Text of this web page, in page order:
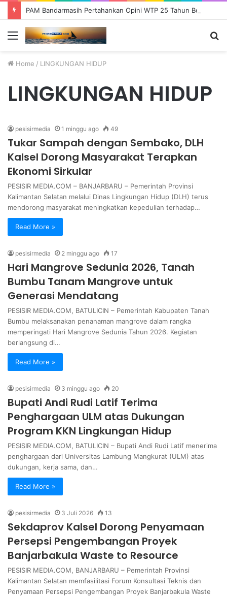
Menu
Home / LINGKUNGAN HIDUP
LINGKUNGAN HIDUP
pesisirmedia 1 minggu ago 49
Tukar Sampah dengan Sembako, DLH
Kalsel Dorong Masyarakat Terapkan
Ekonomi Sirkular
PESISIR MEDIA.COM – BANJARBARU – Pemerintah Provinsi
Kalimantan Selatan melalui Dinas Lingkungan Hidup (DLH) terus
mendorong masyarakat meningkatkan kepedulian terhadap…
Read More »
pesisirmedia 2 minggu ago 17
Hari Mangrove Sedunia 2026, Tanah
Bumbu Tanam Mangrove untuk
Generasi Mendatang
PESISIR MEDIA.COM, BATULICIN – Pemerintah Kabupaten Tanah
Bumbu melaksanakan penanaman mangrove dalam rangka
memperingati Hari Mangrove Sedunia Tahun 2026. Kegiatan
berlangsung di…
Read More »
pesisirmedia 3 minggu ago 20
Bupati Andi Rudi Latif Terima
Penghargaan ULM atas Dukungan
Program KKN Lingkungan Hidup
PESISIR MEDIA.COM, BATULICIN – Bupati Andi Rudi Latif menerima
penghargaan dari Universitas Lambung Mangkurat (ULM) atas
dukungan, kerja sama, dan…
Read More »
pesisirmedia 3 Juli 2026 13
Sekdaprov Kalsel Dorong Penyamaan
Persepsi Pengembangan Proyek
Banjarbakula Waste to Resource
PESISIR MEDIA.COM, BANJARBARU – Pemerintah Provinsi
Kalimantan Selatan memfasilitasi Forum Konsultasi Teknis dan
Penyamaan Persepsi Pengembangan Proyek Banjarbakula Waste